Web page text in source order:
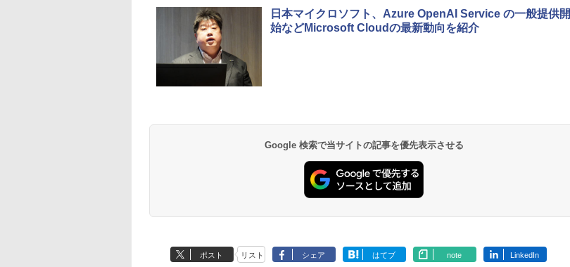
日本マイクロソフト、Azure OpenAI Service の一般提供開
始などMicrosoft Cloudの最新動向を紹介
Google 検索で当サイトの記事を優先表示させる
ポスト リスト シェア はてブ note LinkedIn